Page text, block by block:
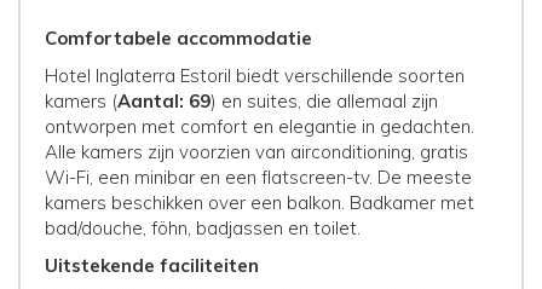
Comfortabele accommodatie
Hotel Inglaterra Estoril biedt verschillende soorten
kamers (Aantal: 69) en suites, die allemaal zijn
ontworpen met comfort en elegantie in gedachten.
Alle kamers zijn voorzien van airconditioning, gratis
Wi-Fi, een minibar en een flatscreen-tv. De meeste
kamers beschikken over een balkon. Badkamer met
bad/douche, föhn, badjassen en toilet.
Uitstekende faciliteiten